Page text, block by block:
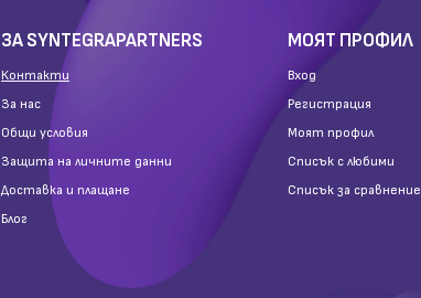
ЗА SYNTEGRAPARTNERS
Контакти
За нас
Общи условия
Защита на личните данни
Доставка и плащане
Блог
МОЯТ ПРОФИЛ
Вход
Регистрация
Моят профил
Списък с любими
Списък за сравнение